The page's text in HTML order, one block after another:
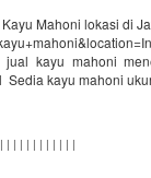
Mahoni lokasi di
jual kayu mahoni
Sedia kayu mahoni
| | | | | | | | | | | |